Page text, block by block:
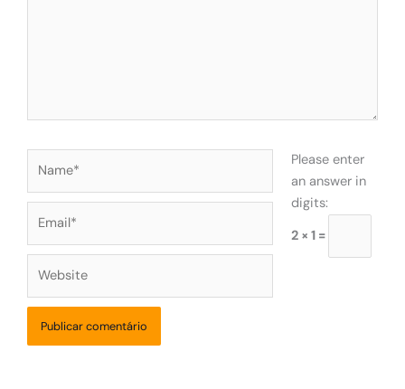
Please enter
an answer in
digits:
2 × 1 =